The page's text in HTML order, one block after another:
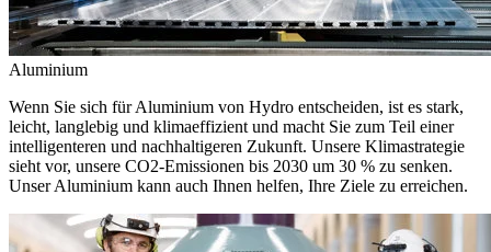
Aluminium
Wenn Sie sich für Aluminium von Hydro entscheiden, ist es stark,
leicht, langlebig und klimaeffizient und macht Sie zum Teil einer
intelligenteren und nachhaltigeren Zukunft. Unsere Klimastrategie
sieht vor, unsere CO2-Emissionen bis 2030 um 30 % zu senken.
Unser Aluminium kann auch Ihnen helfen, Ihre Ziele zu erreichen.